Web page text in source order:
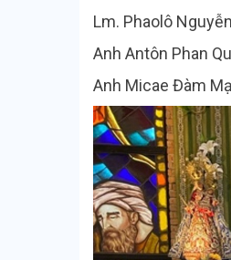
Lm. Phaolô
Anh Antôn Phan
Anh Micae Đàm